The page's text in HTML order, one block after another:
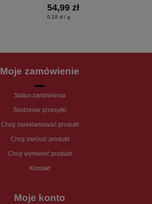
54,99 zł
0,19 zł / g
Moje zamówienie
Status zamówienia
Śledzenie przesyłki
Chcę zareklamować produkt
Chcę zwrócić produkt
Chcę wymienić produkt
Kontakt
Moje konto